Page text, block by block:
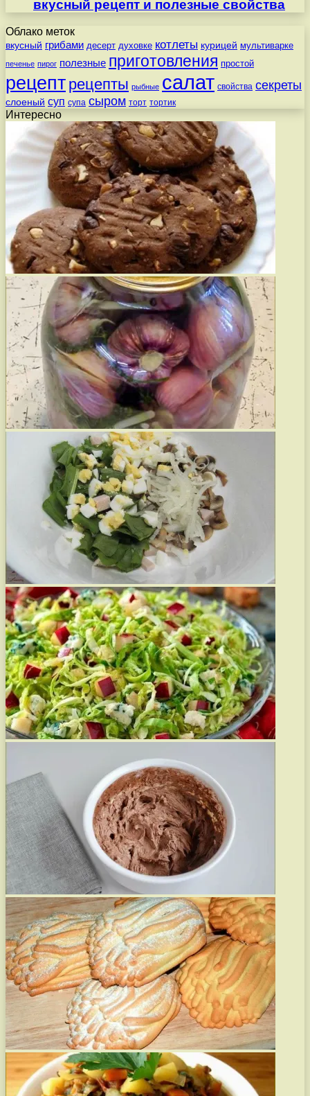
вкусный рецепт и полезные свойства
Облако меток
вкусный грибами десерт духовке котлеты курицей мультиварке
печенье пирог полезные приготовления простой
рецепт рецепты рыбные салат свойства секреты
слоеный суп супа сыром торт тортик
Интересно